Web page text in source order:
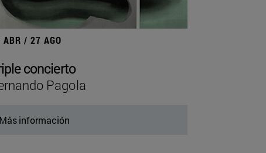
ABR / 27 AGO
concierto
Pagola
Más información